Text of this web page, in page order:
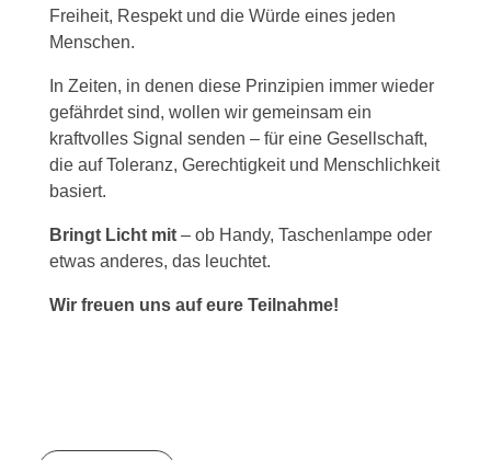
Freiheit, Respekt und die Würde eines jeden
Menschen.
In Zeiten, in denen diese Prinzipien immer wieder
gefährdet sind, wollen wir gemeinsam ein
kraftvolles Signal senden – für eine Gesellschaft,
die auf Toleranz, Gerechtigkeit und Menschlichkeit
basiert.
Bringt Licht mit – ob Handy, Taschenlampe oder
etwas anderes, das leuchtet.
Wir freuen uns auf eure Teilnahme!